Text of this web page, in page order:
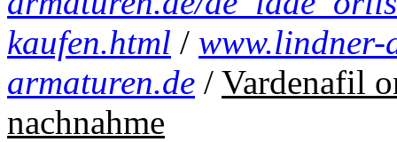
kaufen.html / www.lindner-
armaturen.de / Vardenafil
nachnahme